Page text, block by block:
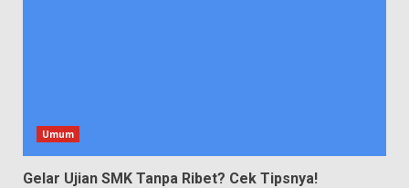
Umum
Gelar Ujian SMK Tanpa Ribet? Cek Tipsnya!